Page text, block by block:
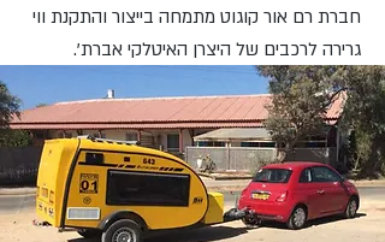
חברת רם אור קוגוט מתמחה בייצור והתקנת ווי
גרירה לרכבים של היצרן האיטלקי אברת'.